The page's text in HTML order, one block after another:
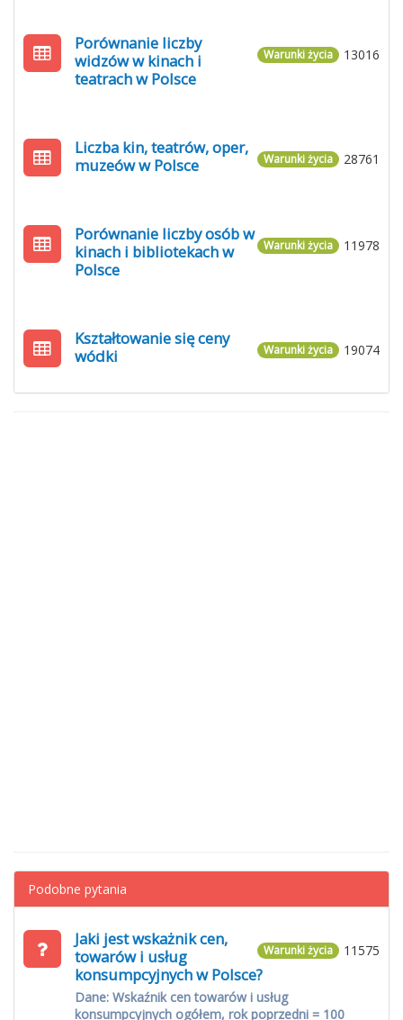
13016
Warunki życia
Porównanie liczby
widzów w kinach i
teatrach w Polsce
28761
Warunki życia
Liczba kin, teatrów, oper,
muzeów w Polsce
11978
Warunki życia
Porównanie liczby osób w
kinach i bibliotekach w
Polsce
19074
Warunki życia
Kształtowanie się ceny
wódki
Podobne pytania
11575
Warunki życia
Jaki jest wskażnik cen,
towarów i usług
konsumpcyjnych w Polsce?
Dane: Wskaźnik cen towarów i usług
konsumpcyjnych ogółem, rok poprzedni = 100